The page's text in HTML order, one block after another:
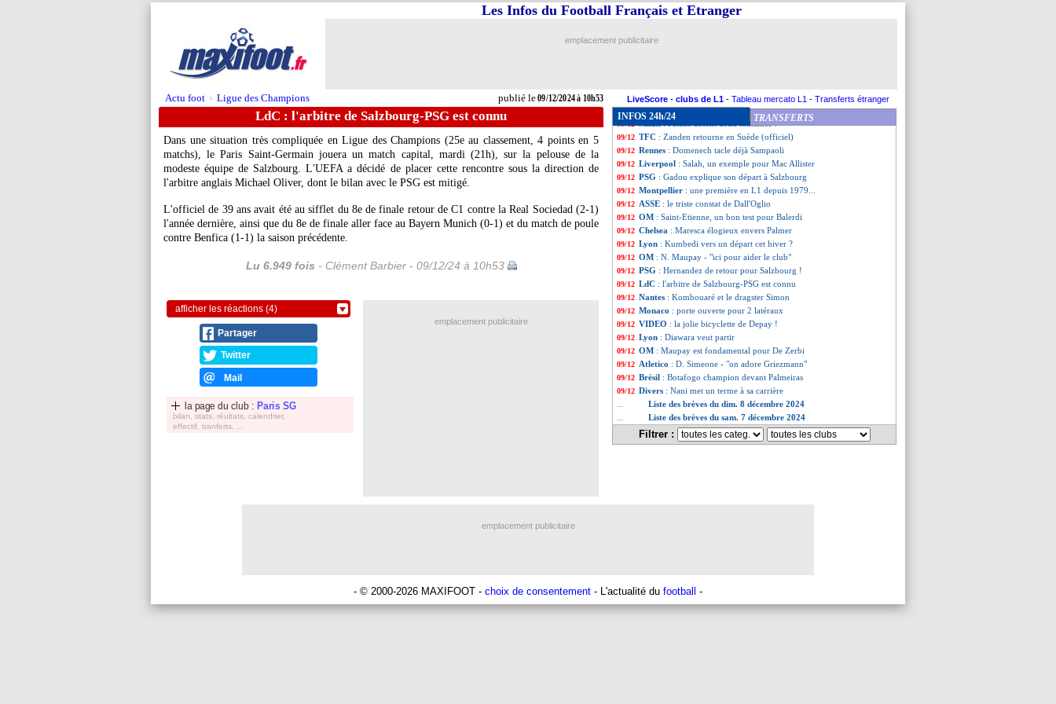
Actu foot > Ligue des Champions publié le09/12/2024 à 10h53
Les Infos du Football Français et Etranger
emplacement publicitaire
LiveScore - clubs de L1 - Tableau mercato L1 - Transferts étranger
LdC : l'arbitre de Salzbourg-PSG est connu
Dans une situation très compliquée en Ligue des Champions (25e au classement, 4 points en 5
matchs), le Paris Saint-Germain jouera un match capital, mardi (21h), sur la pelouse de la
modeste équipe de Salzbourg. L'UEFA a décidé de placer cette rencontre sous la direction de
l'arbitre anglais Michael Oliver, dont le bilan avec le PSG est mitigé.
L'officiel de 39 ans avait été au sifflet du 8e de finale retour de C1 contre la Real Sociedad (2-1)
l'année dernière, ainsi que du 8e de finale aller face au Bayern Munich (0-1) et du match de poule
contre Benfica (1-1) la saison précédente.
Lu 6.949 fois - Clément Barbier - 09/12/24 à 10h53
afficher les réactions (4)
Partager
Twitter
Mail
la page du club : Paris SG
bilan, stats, réultats, calendrier,
effectif, tranferts, ...
INFOS 24h/24 TRANSFERTS
09/12 OM: la meilleure équipe à l'extérieur d'Europe
09/12 EdF (JO): le chambrage, Henry n'a pas apprécié
09/12 Liverpool
09/12 Inter Miami: Messi bientôt prolongé ?
09/12 OM: Rabiot adore sa nouvelle vie marseillaise
: Pulisic absent deux semaines ?
09/12 TFC : Zanden retourne en Suède (officiel)
09/12 Rennes : Domenech tacle déjà Sampaoli
09/12 Liverpool : Salah, un exemple pour Mac Allister
09/12 PSG : Gadou explique son départ à Salzbourg
09/12 Montpellier : une première en L1 depuis 1979...
09/12 ASSE : le triste constat de Dall'Oglio
09/12 OM : Saint-Etienne, un bon test pour Balerdi
09/12 Chelsea : Maresca élogieux envers Palmer
09/12 Lyon : Kumbedi vers un départ cet hiver ?
09/12 OM : N. Maupay - "ici pour aider le club"
09/12 PSG : Hernandez de retour pour Salzbourg !
09/12 LdC : l'arbitre de Salzbourg-PSG est connu
09/12 Nantes : Kombouaré et le dragster Simon
09/12 Monaco : porte ouverte pour 2 latéraux
09/12 VIDEO : la jolie bicyclette de Depay !
09/12 Lyon : Diawara veut partir
09/12 OM : Maupay est fondamental pour De Zerbi
09/12 Atletico : D. Simeone - "on adore Griezmann"
09/12 Brésil : Botafogo champion devant Palmeiras
09/12 Divers : Nani met un terme à sa carrière
Liste des brèves du dim. 8 décembre 2024
Liste des brèves du sam. 7 décembre 2024
Filtrer :
emplacement publicitaire
emplacement publicitaire
- © 2000-2026 MAXIFOOT - choix de consentement - L'actualité du football -